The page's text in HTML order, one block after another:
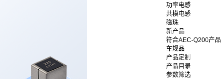
功率电感
共模电感
磁珠
新产品
符合AEC-Q200产品
车规品
产品定制
产品目录
参数筛选